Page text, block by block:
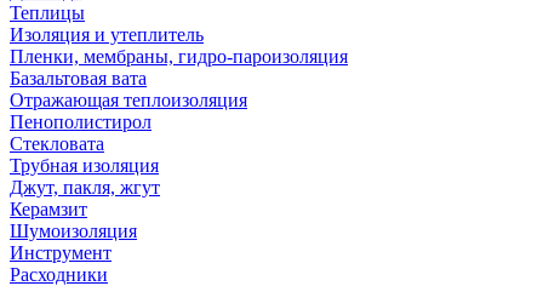
Теплицы
Изоляция и утеплитель
Пленки, мембраны, гидро-пароизоляция
Базальтовая вата
Отражающая теплоизоляция
Пенополистирол
Стекловата
Трубная изоляция
Джут, пакля, жгут
Керамзит
Шумоизоляция
Инструмент
Расходники